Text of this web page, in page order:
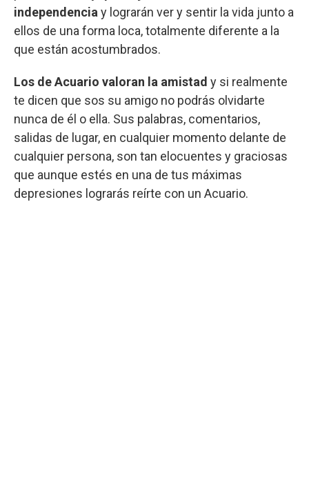
independencia y lograrán ver y sentir la vida junto a
ellos de una forma loca, totalmente diferente a la
que están acostumbrados.
Los de Acuario valoran la amistad y si realmente
te dicen que sos su amigo no podrás olvidarte
nunca de él o ella. Sus palabras, comentarios,
salidas de lugar, en cualquier momento delante de
cualquier persona, son tan elocuentes y graciosas
que aunque estés en una de tus máximas
depresiones lograrás reírte con un Acuario.